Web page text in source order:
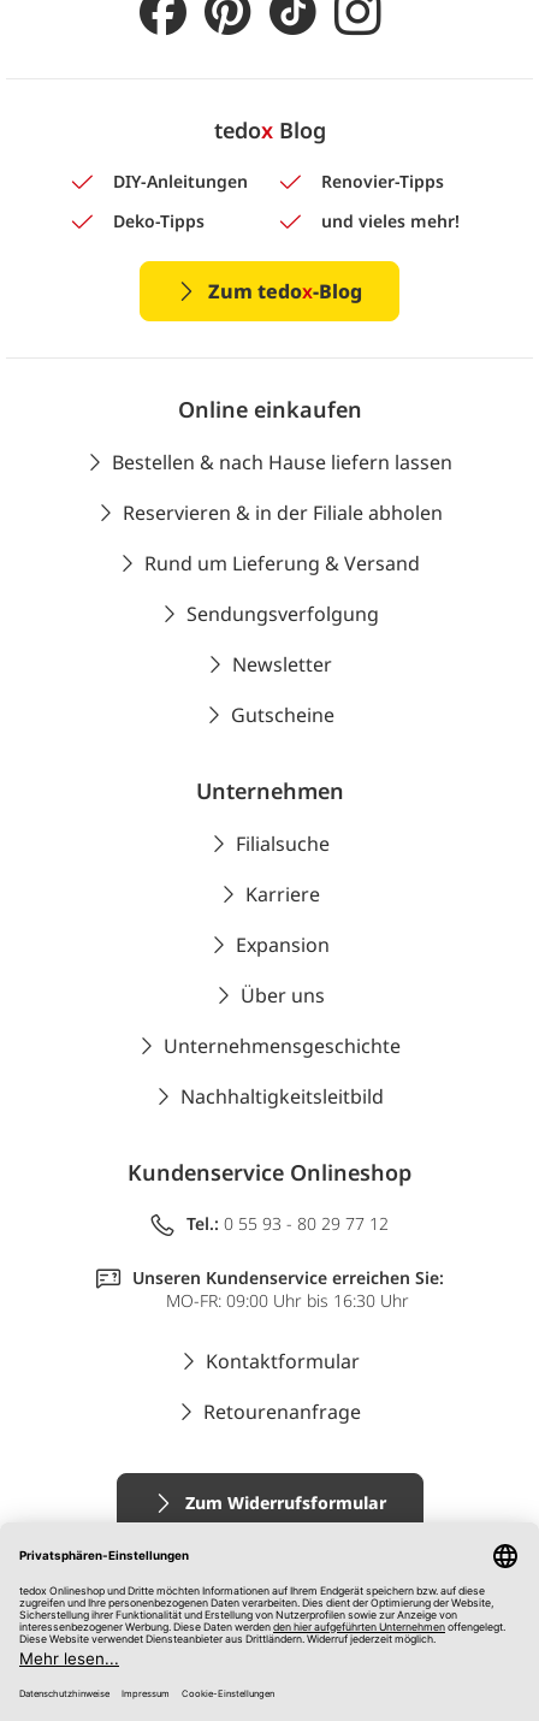
tedoxBlog
DIY-Anleitungen
Renovier-Tipps
Deko-Tipps
und vieles mehr!
Zum tedox-Blog
Online einkaufen
Bestellen & nach Hause liefern lassen
Reservieren & in der Filiale abholen
Rund um Lieferung & Versand
Sendungsverfolgung
Newsletter
Gutscheine
Unternehmen
Filialsuche
Karriere
Expansion
Über uns
Unternehmensgeschichte
Nachhaltigkeitsleitbild
Kundenservice Onlineshop
Tel.: 0 55 93 - 80 29 77 12
Unseren Kundenservice erreichen Sie:
MO-FR: 09:00 Uhr bis 16:30 Uhr
Kontaktformular
Retourenanfrage
Zum Widerrufsformular
Impressum
AGB
Datenschutz